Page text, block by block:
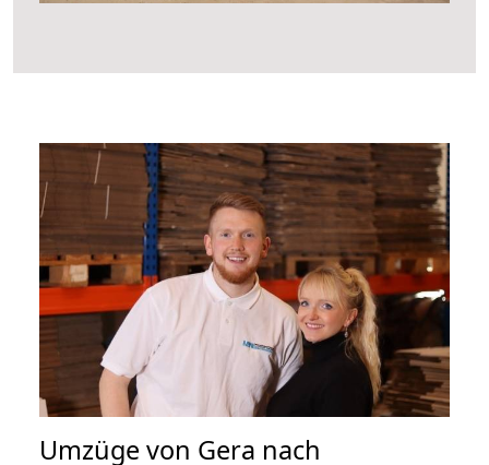
Umzüge von Gera nach